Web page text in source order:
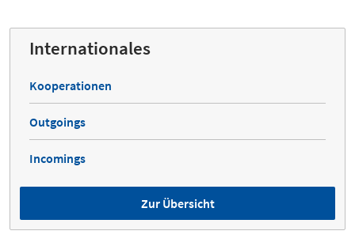
Internationales
Kooperationen
Outgoings
Incomings
Zur Übersicht